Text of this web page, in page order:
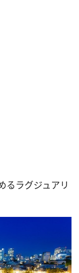
るラグジュアリ